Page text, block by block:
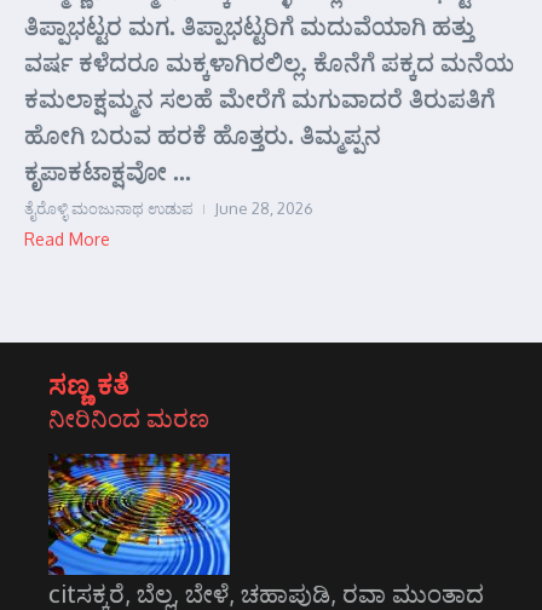
ತಿಪ್ಪಾಭಟ್ಟರ ಮಗ. ತಿಪ್ಪಾಭಟ್ಟರಿಗೆ ಮದುವೆಯಾಗಿ ಹತ್ತು
ವರ್ಷ ಕಳೆದರೂ ಮಕ್ಕಳಾಗಿರಲಿಲ್ಲ. ಕೊನೆಗೆ ಪಕ್ಕದ ಮನೆಯ
ಕಮಲಾಕ್ಷಮ್ಮನ ಸಲಹೆ ಮೇರೆಗೆ ಮಗುವಾದರೆ ತಿರುಪತಿಗೆ
ಹೋಗಿ ಬರುವ ಹರಕೆ ಹೊತ್ತರು. ತಿಮ್ಮಪ್ಪನ
ಕೃಪಾಕಟಾಕ್ಷವೋ ...
ತೈರೊಳ್ಳಿ ಮಂಜುನಾಥ ಉಡುಪ June 28, 2026
Read More
ಸಣ್ಣ ಕತೆ
ನೀರಿನಿಂದ ಮರಣ
citಸಕ್ಕರೆ, ಬೆಲ್ಲ, ಬೇಳೆ, ಚಹಾಪುಡಿ, ರವಾ ಮುಂತಾದ